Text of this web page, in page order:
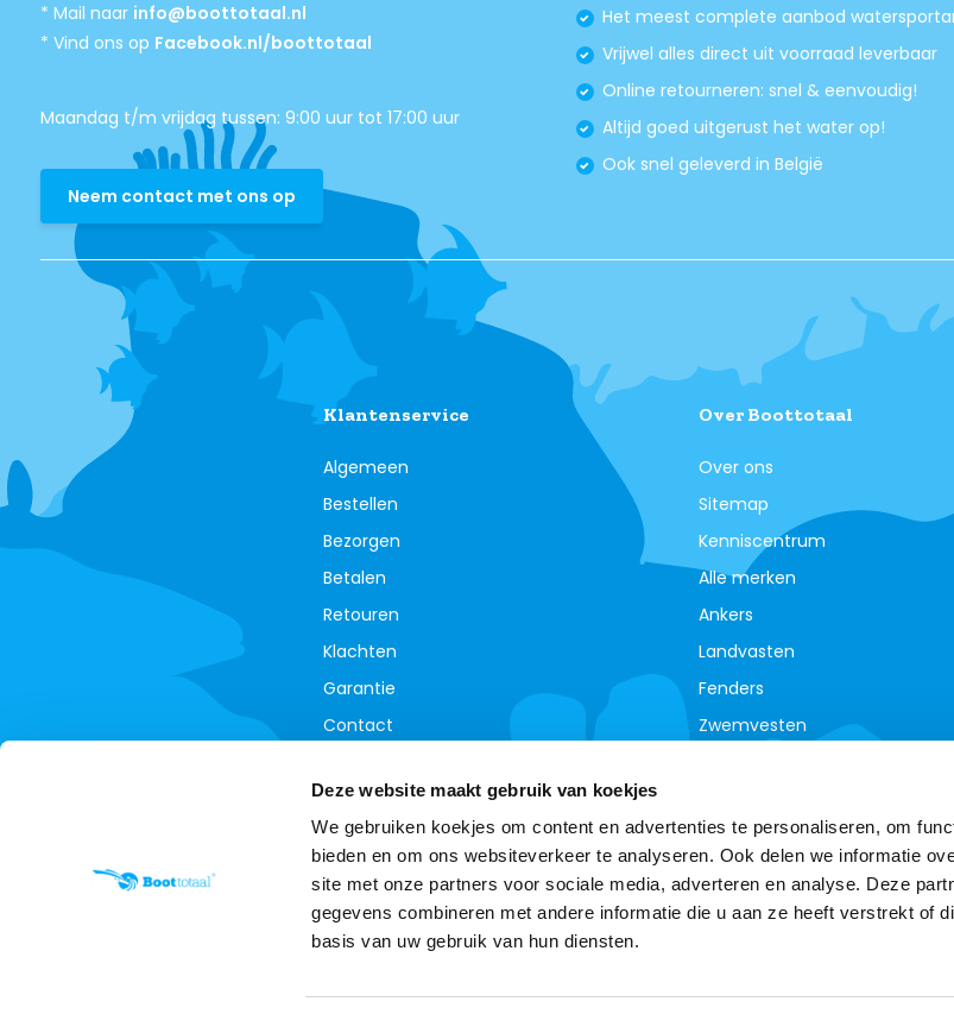
Deze website maakt gebruik van koekjes
We gebruiken koekjes om content en advertenties te personaliseren, om
bieden en om ons websiteverkeer te analyseren. Ook delen we informatie
site met onze partners voor sociale media, adverteren en analyse. Deze
gegevens combineren met andere informatie die u aan ze heeft verstrekt of
basis van uw gebruik van hun diensten.
* Mail naar info@boottotaal.nl
* Vind ons op Facebook.nl/boottotaal
Maandag t/m vrijdag tussen: 9:00 uur tot 17:00 uur
Neem contact met ons op
Het meest complete aanbod
Vrijwel alles direct uit voorraad leverbaar
Online retourneren: snel & eenvoudig!
Altijd goed uitgerust het water op!
Ook snel geleverd in België
Klantenservice
Algemeen
Bestellen
Bezorgen
Betalen
Retouren
Klachten
Garantie
Contact
Over Boottotaal
Over ons
Sitemap
Kenniscentrum
Alle merken
Ankers
Landvasten
Fenders
Zwemvesten
© Copyright 2026 - Theme By
van de Benelux !9,0- Ratings